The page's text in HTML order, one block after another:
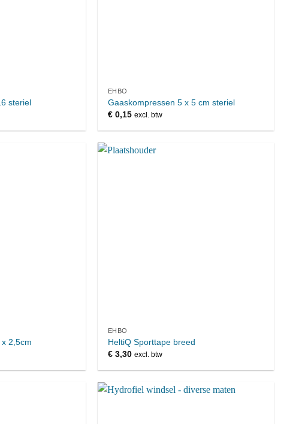
steriel
EHBO
Gaaskompressen 5 x 5 cm steriel
€0,15 excl. btw
2,5cm
EHBO
HeltiQ Sporttape breed
€3,30 excl. btw